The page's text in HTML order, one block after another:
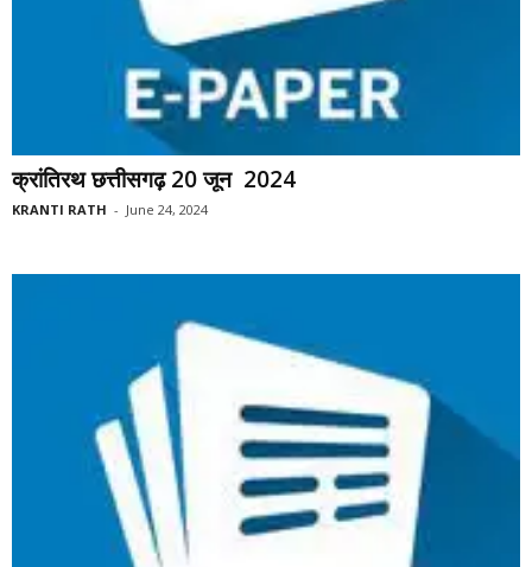
क्रांतिरथ छत्तीसगढ़ 20 जून 2024
KRANTI RATH - June 24, 2024